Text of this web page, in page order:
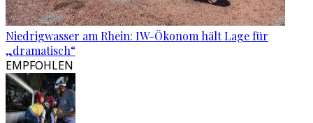
Niedrigwasser am Rhein: IW-Ökonom hält Lage für
„dramatisch“
EMPFOHLEN